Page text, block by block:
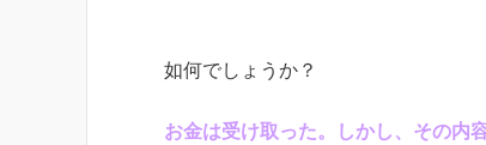
如何でしょうか？
お金は受け取った。しかし、その内